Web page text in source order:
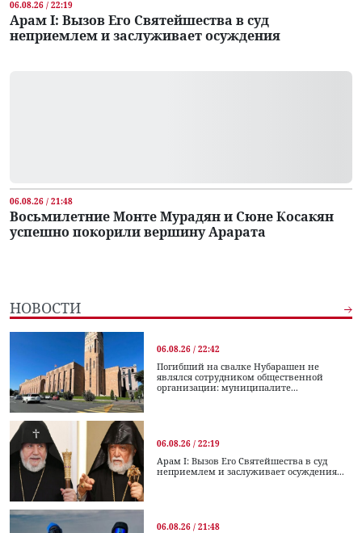
06.08.26 / 22:19
Арам I: Вызов Его Святейшества в суд
неприемлем и заслуживает осуждения
06.08.26 / 21:48
Восьмилетние Монте Мурадян и Сюне Косакян
успешно покорили вершину Арарата
НОВОСТИ
06.08.26 / 22:42
Погибший на свалке Нубарашен не
являлся сотрудником общественной
организации: муниципалите...
06.08.26 / 22:19
Арам I: Вызов Его Святейшества в суд
неприемлем и заслуживает осуждения...
06.08.26 / 21:48